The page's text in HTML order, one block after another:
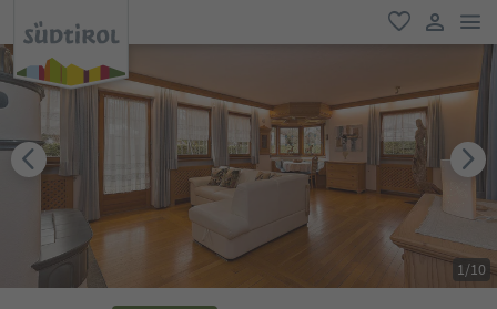
favorit
user link
1/10